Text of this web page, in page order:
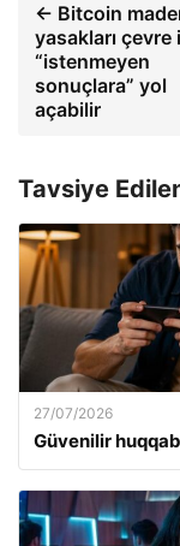
← Bitcoin
yasakları çevre
“istenmeyen
sonuçlara” yol
açabilir
Tavsiye
27/07/2026
Güvenilir